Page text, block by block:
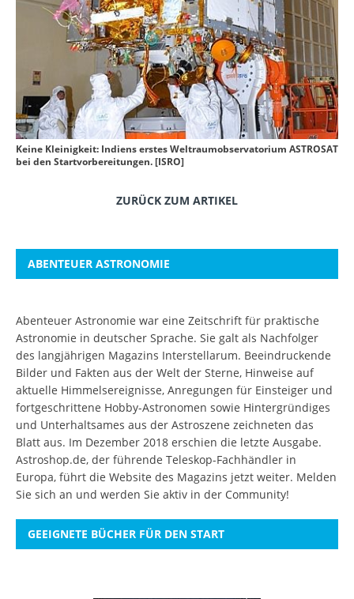
Keine Kleinigkeit: Indiens erstes Weltraumobservatorium ASTROSAT
bei den Startvorbereitungen. [ISRO]
ZURÜCK ZUM ARTIKEL
ABENTEUER ASTRONOMIE
Abenteuer Astronomie war eine Zeitschrift für praktische
Astronomie in deutscher Sprache. Sie galt als Nachfolger
des langjährigen Magazins Interstellarum. Beeindruckende
Bilder und Fakten aus der Welt der Sterne, Hinweise auf
aktuelle Himmelsereignisse, Anregungen für Einsteiger und
fortgeschrittene Hobby-Astronomen sowie Hintergründiges
und Unterhaltsames aus der Astroszene zeichneten das
Blatt aus. Im Dezember 2018 erschien die letzte Ausgabe.
Astroshop.de, der führende Teleskop-Fachhändler in
Europa, führt die Website des Magazins jetzt weiter. Melden
Sie sich an und werden Sie aktiv in der Community!
GEEIGNETE BÜCHER FÜR DEN START